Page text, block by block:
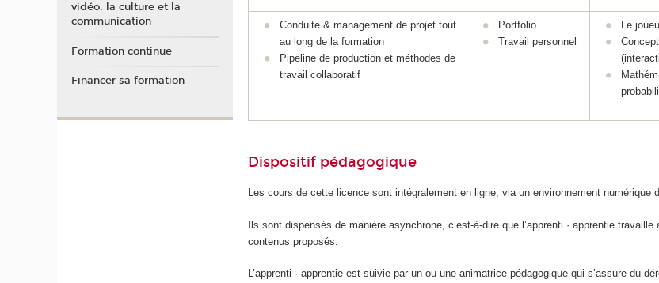
Conduite & management de projet tout
au long de la formation
Pipeline de production et méthodes de
travail collaboratif
Portfolio
Travail personnel
Le
Dispositif pédagogique
Les cours de cette licence sont intégralement en ligne, via un environnement numérique
Ils sont dispensés de manière asynchrone, c’est-à-dire que l’apprenti · apprentie
contenus proposés.
L’apprenti · apprentie est suivie par un ou une animatrice pédagogique qui s’assure du
vidéo, la culture et la
communication
Formation continue
Financer sa formation